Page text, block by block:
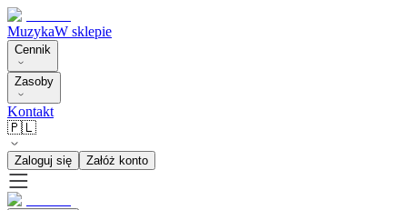
MuzykaW sklepie
Cennik
Zasoby
Kontakt
🇵🇱
Zaloguj się Załóż konto